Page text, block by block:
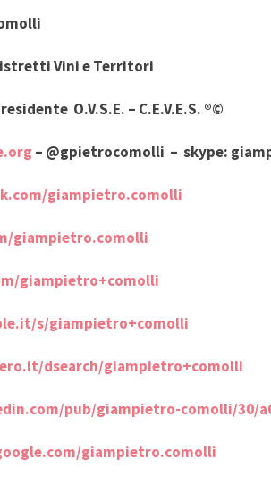
Vini e Territori
O.V.S.E. – C.E.V.E.S. ®©
– @gpietrocomolli – skype:
giampietro.comolli
giampietro.comolli
giampietro+comolli
s/giampietro+comolli
dsearch/giampietro+comolli
pub/giampietro-comolli/30/
giampietro.comolli